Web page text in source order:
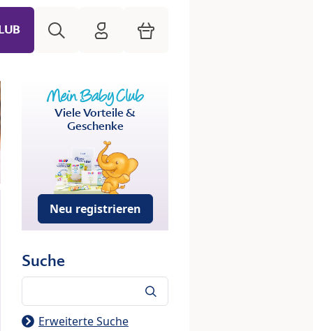
HiPP Mein Babyclub
Warenkorb
Viele Vorteile &
Geschenke
Neu registrieren
Suche
Erweiterte Suche